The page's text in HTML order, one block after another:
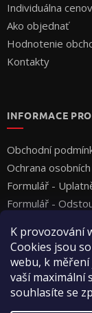
K provozování
Cookies jsou
webu, k
vaší maximální
souhlasíte se
Individuálna
Ako objednať
Hodnotenie
Kontakty
INFORMACE
Obchodní
Ochrana
Formulář -
Formulář -